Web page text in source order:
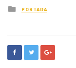
Posted
in
PORTADA